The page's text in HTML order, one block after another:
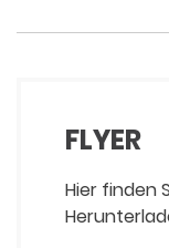
FLYER
Hier finden